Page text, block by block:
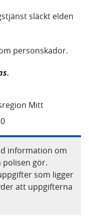
släckt elden
personskador.
Mitt
information om
polisen gör.
som ligger
att uppgifterna